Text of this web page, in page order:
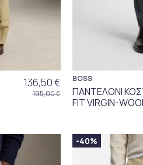
136,50 €
195,00 €
BOSS
ΠΑΝΤΕΛΟΝΙ
FIT VIRGIN-
-40%